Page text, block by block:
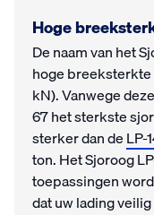
Hoge
De naam van het
hoge
kN). Vanwege
67 het sterkste
sterker dan deLP-
ton. Het Sjoroog
toepassingen
dat uw lading